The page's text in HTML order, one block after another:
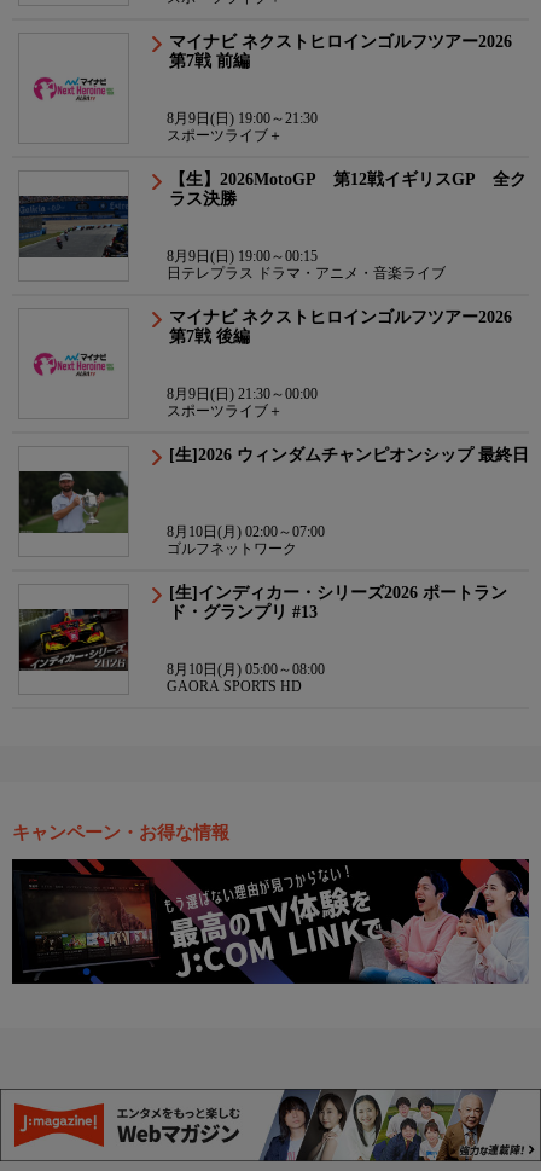
マイナビ ネクストヒロインゴルフツアー2026
第7戦 前編
8月9日(日) 19:00～21:30
スポーツライブ＋
【生】2026MotoGP 第12戦イギリスGP 全ク
ラス決勝
8月9日(日) 19:00～00:15
日テレプラス ドラマ・アニメ・音楽ライブ
マイナビ ネクストヒロインゴルフツアー2026
第7戦 後編
8月9日(日) 21:30～00:00
スポーツライブ＋
[生]2026 ウィンダムチャンピオンシップ 最終日
8月10日(月) 02:00～07:00
ゴルフネットワーク
[生]インディカー・シリーズ2026 ポートラン
ド・グランプリ #13
8月10日(月) 05:00～08:00
GAORA SPORTS HD
キャンペーン・お得な情報